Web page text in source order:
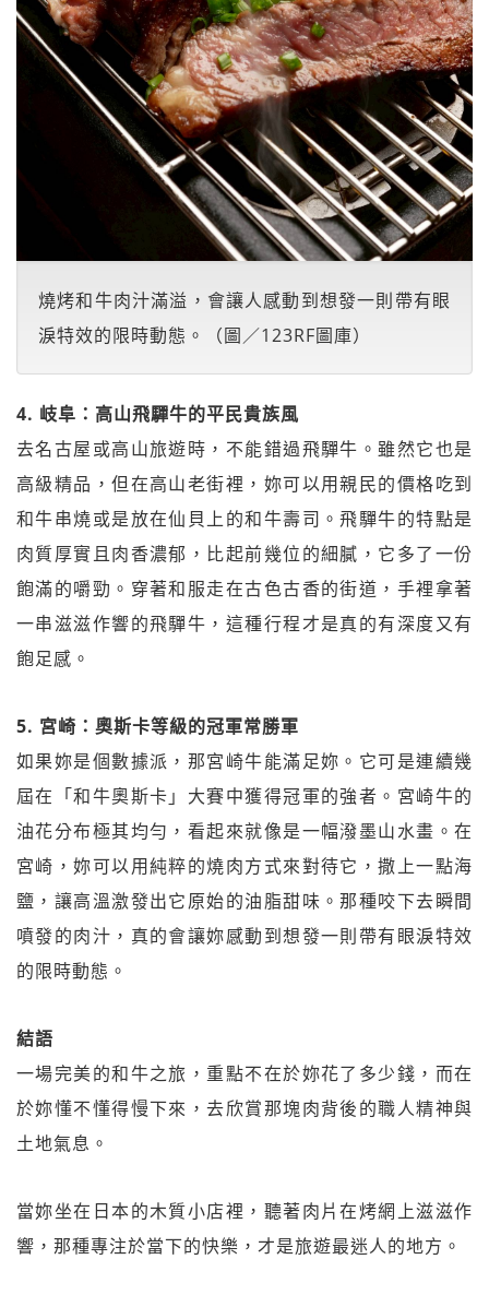
燒烤和牛肉汁滿溢，會讓人感動到想發一則帶有眼
淚特效的限時動態。（圖／123RF圖庫）
4. 岐阜：高山飛驒牛的平民貴族風
去名古屋或高山旅遊時，不能錯過飛驒牛。雖然它也是
高級精品，但在高山老街裡，妳可以用親民的價格吃到
和牛串燒或是放在仙貝上的和牛壽司。飛驒牛的特點是
肉質厚實且肉香濃郁，比起前幾位的細膩，它多了一份
飽滿的嚼勁。穿著和服走在古色古香的街道，手裡拿著
一串滋滋作響的飛驒牛，這種行程才是真的有深度又有
飽足感。
5. 宮崎：奧斯卡等級的冠軍常勝軍
如果妳是個數據派，那宮崎牛能滿足妳。它可是連續幾
屆在「和牛奧斯卡」大賽中獲得冠軍的強者。宮崎牛的
油花分布極其均勻，看起來就像是一幅潑墨山水畫。在
宮崎，妳可以用純粹的燒肉方式來對待它，撒上一點海
鹽，讓高溫激發出它原始的油脂甜味。那種咬下去瞬間
噴發的肉汁，真的會讓妳感動到想發一則帶有眼淚特效
的限時動態。
結語
一場完美的和牛之旅，重點不在於妳花了多少錢，而在
於妳懂不懂得慢下來，去欣賞那塊肉背後的職人精神與
土地氣息。
當妳坐在日本的木質小店裡，聽著肉片在烤網上滋滋作
響，那種專注於當下的快樂，才是旅遊最迷人的地方。